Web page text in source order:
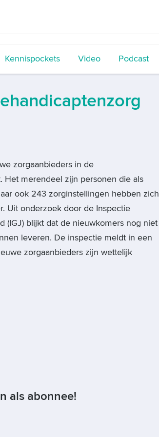
Kennispockets Video Podcast
zorgaanbieders in de
Het merendeel zijn personen die als
ook 243 zorginstellingen hebben zich
Uit onderzoek door de Inspectie
(IGJ) blijkt dat de nieuwkomers nog niet
leveren. De inspectie meldt in een
zorgaanbieders zijn wettelijk
als abonnee!